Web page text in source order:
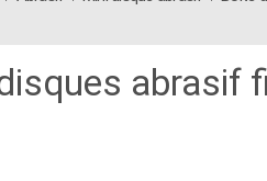
abrasif